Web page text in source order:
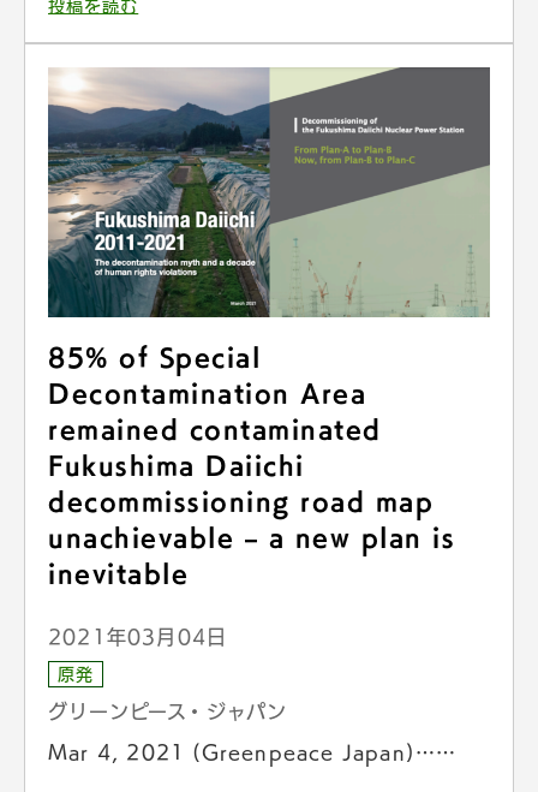
投稿を読む
85% of Special
Decontamination Area
remained contaminated
Fukushima Daiichi
decommissioning road map
unachievable – a new plan is
inevitable
2021年03月04日
原発
グリーンピース・ジャパン
Mar 4, 2021 (Greenpeace Japan)……